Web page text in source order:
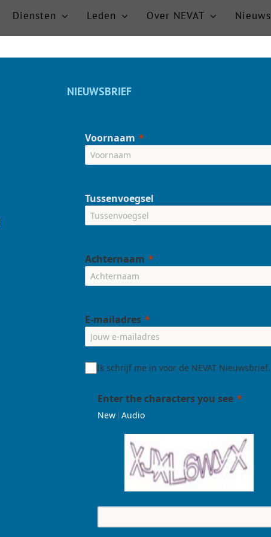
Diensten Leden Over NEVAT Nieuws
NIEUWSBRIEF
Voornaam
Tussenvoegsel
Achternaam
E-mailadres
Ik schrijf me in voor de NEVAT Nieuwsbrief.
Enter the characters you see
New| Audio